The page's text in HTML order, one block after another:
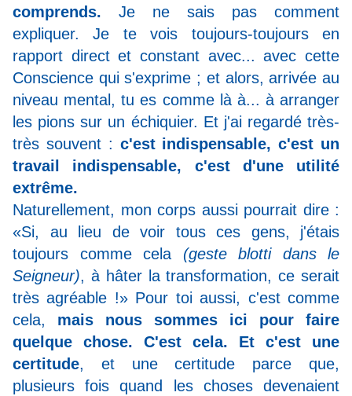
comprends. Je ne sais pas comment
expliquer. Je te vois toujours-toujours en
rapport direct et constant avec... avec cette
Conscience qui s'exprime ; et alors, arrivée au
niveau mental, tu es comme là à... à arranger
les pions sur un échiquier. Et j'ai regardé très-
très souvent : c'est indispensable, c'est un
travail indispensable, c'est d'une utilité
extrême.
Naturellement, mon corps aussi pourrait dire :
«Si, au lieu de voir tous ces gens, j'étais
toujours comme cela (geste blotti dans le
Seigneur), à hâter la transformation, ce serait
très agréable !» Pour toi aussi, c'est comme
cela, mais nous sommes ici pour faire
quelque chose. C'est cela. Et c'est une
certitude, et une certitude parce que,
plusieurs fois quand les choses devenaient